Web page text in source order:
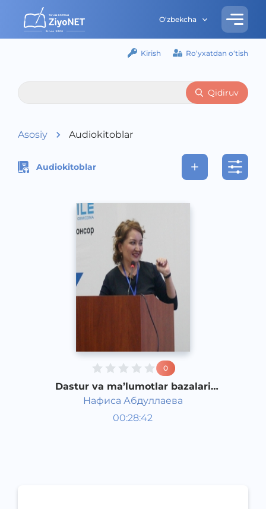
O‘zbekcha
Kirish Ro‘yxatdan o‘tish
Qidiruv
Asosiy Audiokitoblar
Audiokitoblar
0
Dastur va ma’lumotlar bazalari
himoyasi yoki kodni himoyalash
mumkinmi?
Нафиса Абдуллаева
00:28:42
ICTFORUM 2015